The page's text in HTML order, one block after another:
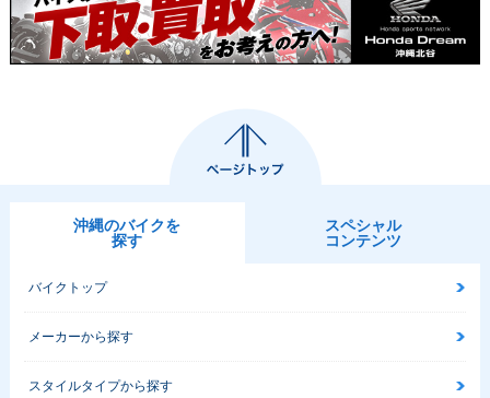
沖縄のバイクを
探す
スペシャル
コンテンツ
バイクトップ
メーカーから探す
スタイルタイプから探す